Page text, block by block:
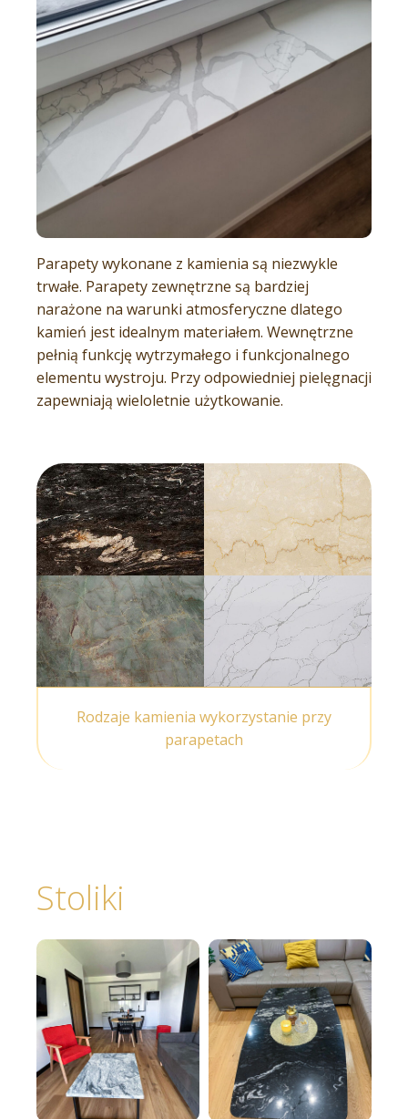
Parapety wykonane z kamienia są niezwykle
trwałe. Parapety zewnętrzne są bardziej
narażone na warunki atmosferyczne dlatego
kamień jest idealnym materiałem. Wewnętrzne
pełnią funkcję wytrzymałego i funkcjonalnego
elementu wystroju. Przy odpowiedniej pielęgnacji
zapewniają wieloletnie użytkowanie.
Rodzaje kamienia wykorzystanie przy
parapetach
Stoliki